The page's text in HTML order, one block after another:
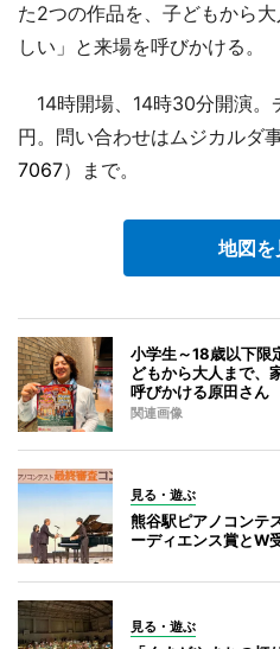
た2つの作品を、子どもから
しい」と来場を呼びかける。
14時開場、14時30分開演。
円。問い合わせはムジカルダ
7067）まで。
地図を
小学生～18歳以下限
どもから大人まで、
呼びかける原田さん
関連画像
見る・遊ぶ
熊谷駅ピアノコンテ
ーディエンス賞とW
見る・遊ぶ